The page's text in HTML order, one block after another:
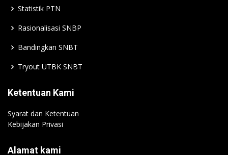
Statistik PTN
Rasionalisasi SNBP
Bandingkan SNBT
Tryout UTBK SNBT
Ketentuan Kami
Syarat dan Ketentuan
Kebijakan Privasi
Alamat kami